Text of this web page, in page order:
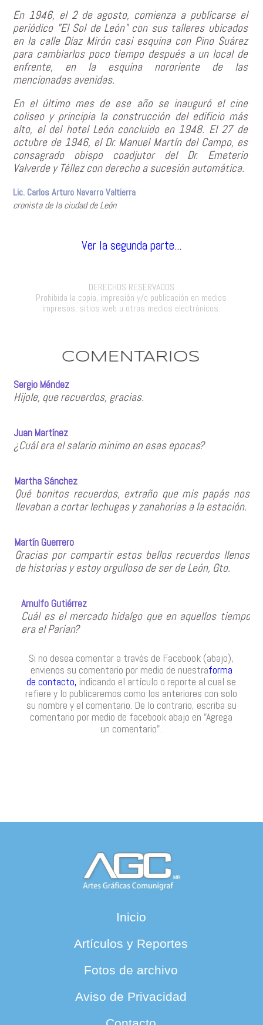
En 1946, el 2 de agosto, comienza a publicarse el
periódico "El Sol de León" con sus talleres ubicados
en la calle Díaz Mirón casi esquina con Pino Suárez
para cambiarlos poco tiempo después a un local de
enfrente, en la esquina nororiente de las
mencionadas avenidas.
En el último mes de ese año se inauguró el cine
coliseo y principia la construcción del edificio más
alto, el del hotel León concluido en 1948. El 27 de
octubre de 1946, el Dr. Manuel Martín del Campo, es
consagrado obispo coadjutor del Dr. Emeterio
Valverde y Téllez con derecho a sucesión automática.
Lic. Carlos Arturo Navarro Valtierra
cronista de la ciudad de León
Ver la segunda parte...
DERECHOS RESERVADOS
Prohibida la copia, impresión y/o publicación en medios
impresos, sitios web u otros medios electrónicos.
COMENTARIOS
Sergio Méndez
Hijole, que recuerdos, gracias.
Juan Martínez
¿Cuál era el salario minimo en esas epocas?
Martha Sánchez
Qué bonitos recuerdos, extraño que mis papás nos
llevaban a cortar lechugas y zanahorias a la estación.
Martín Guerrero
Gracias por compartir estos bellos recuerdos llenos
de historias y estoy orgulloso de ser de León, Gto.
Arnulfo Gutiérrez
Cuál es el mercado hidalgo que en aquellos tiempos
era el Parian?
Si no desea comentar a través de Facebook (abajo),
envienos su comentario por medio de nuestraforma
de contacto, indicando el artículo o reporte al cual se
refiere y lo publicaremos como los anteriores con solo
su nombre y el comentario. De lo contrario, escriba su
comentario por medio de facebook abajo en "Agrega
un comentario".